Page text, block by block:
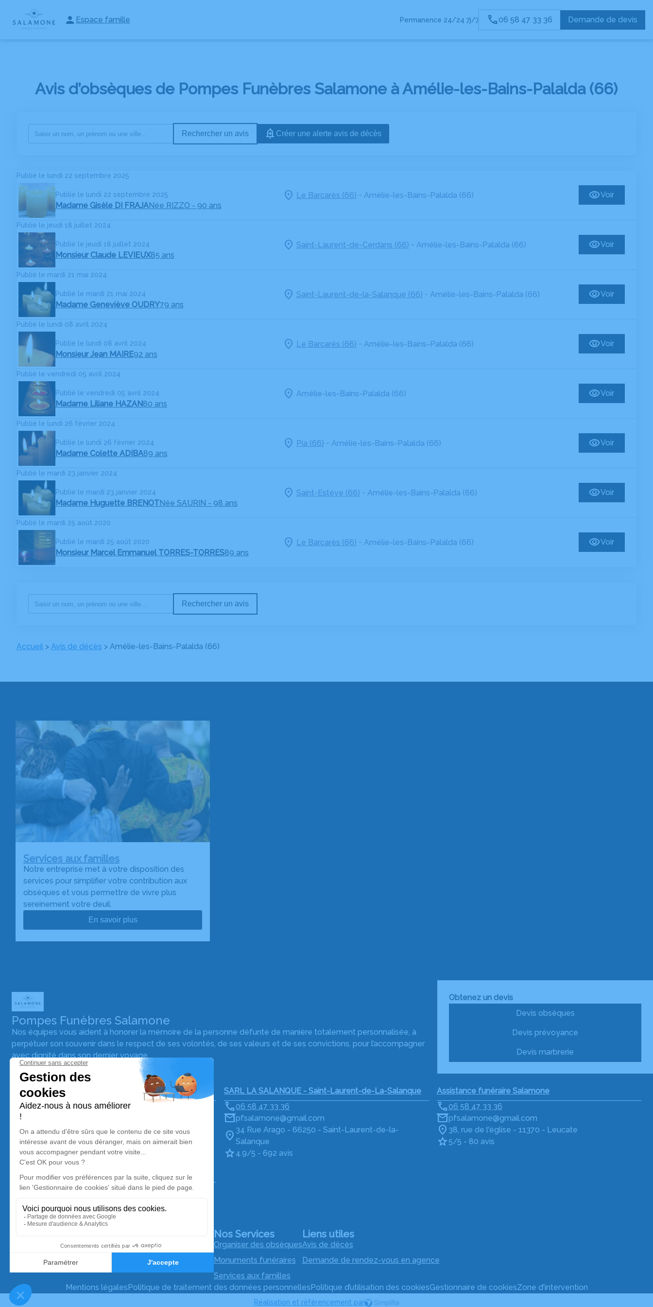
Espace famille Permanence 24/24 7j/7 06 58 47 33 36 Demande de devis
DEMANDE DE
DEVIS
NOS
LA MONTAGNE DU
SERVICES AUX
ESPACES
INFOS
UTILES
BOUTIQUE EN
LIGNE
Avis d’obsèques de Pompes Funèbres Salamone à Amélie-les-Bains-Palalda (66)
Rechercher un avis Créer une alerte avis de décès
Publié le lundi 22 septembre 2025
Publié le lundi 22 septembre 2025
Madame Gisèle DI FRAJANée RIZZO - 90 ans
Le Barcarès (66) - Amélie-les-Bains-Palalda (66) Voir
Publié le jeudi 18 juillet 2024
Publié le jeudi 18 juillet 2024
Monsieur Claude LEVIEUX85 ans
Saint-Laurent-de-Cerdans (66) - Amélie-les-Bains-Palalda (66) Voir
Publié le mardi 21 mai 2024
Publié le mardi 21 mai 2024
Madame Geneviève OUDRY79 ans
Saint-Laurent-de-la-Salanque (66) - Amélie-les-Bains-Palalda (66) Voir
Publié le lundi 08 avril 2024
Publié le lundi 08 avril 2024
Monsieur Jean MAIRE92 ans
Le Barcarès (66) - Amélie-les-Bains-Palalda (66) Voir
Publié le vendredi 05 avril 2024
Publié le vendredi 05 avril 2024
Madame Liliane HAZAN80 ans
Amélie-les-Bains-Palalda (66) Voir
Publié le lundi 26 février 2024
Publié le lundi 26 février 2024
Madame Colette ADIBA89 ans
Pia (66) - Amélie-les-Bains-Palalda (66) Voir
Publié le mardi 23 janvier 2024
Publié le mardi 23 janvier 2024
Madame Huguette BRENOTNée SAURIN - 98 ans
Saint-Estève (66) - Amélie-les-Bains-Palalda (66) Voir
Publié le mardi 25 août 2020
Publié le mardi 25 août 2020
Monsieur Marcel Emmanuel TORRES-TORRES89 ans
Le Barcarès (66) - Amélie-les-Bains-Palalda (66) Voir
Rechercher un avis
Accueil> Avis de décès > Amélie-les-Bains-Palalda (66)
Services aux familles
Notre entreprise met à votre disposition des
services pour simplifier votre contribution aux
obsèques et vous permettre de vivre plus
sereinement votre deuil.
En savoir plus
Pompes Funèbres Salamone
Nos équipes vous aident à honorer la mémoire de la personne défunte de manière totalement personnalisée, à
perpétuer son souvenir dans le respect de ses volontés, de ses valeurs et de ses convictions, pour l’accompagner
avec dignité dans son dernier voyage.
Obtenez un devis
Devis obsèques
Devis prévoyance
Devis marbrerie
Nos agences
Assistance funéraire Salamone
06 58 47 33 36
96 Rue Paul Rubens - 66000 - Perpignan
5/5 - 38 avis
SARL LA SALANQUE - Saint-Laurent-de-La-Salanque
06 58 47 33 36
pfsalamone@gmail.com
34 Rue Arago - 66250 - Saint-Laurent-de-la-
Salanque
4.9/5 - 692 avis
Assistance funéraire Salamone
06 58 47 33 36
pfsalamone@gmail.com
38, rue de l'église - 11370 - Leucate
5/5 - 80 avis
Assistance funéraire Salamone
06 58 47 33 36
26 Avenue Annibal - 66420 - Le Barcarès
4.9/5 - 692 avis
Nos Services
Organiser des obsèques
Monuments funéraires
Services aux familles
Liens utiles
Avis de décès
Demande de rendez-vous en agence
Mentions légalesPolitique de traitement des données personnellesPolitique d’utilisation des cookiesGestionnaire de cookiesZone d'intervention
Réalisation et référencement par